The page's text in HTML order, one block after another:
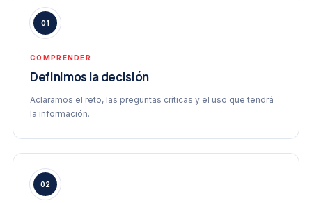
01
COMPRENDER
Definimos la decisión
Aclaramos el reto, las preguntas críticas y el uso que tendrá
la información.
02